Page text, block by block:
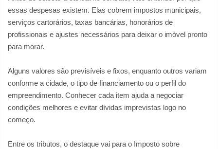
essas despesas existem. Elas cobrem impostos municipais,
serviços cartorários, taxas bancárias, honorários de
profissionais e ajustes necessários para deixar o imóvel pronto
para morar.
Alguns valores são previsíveis e fixos, enquanto outros variam
conforme a cidade, o tipo de financiamento ou o perfil do
empreendimento. Conhecer cada item ajuda a negociar
condições melhores e evitar dívidas imprevistas logo no
começo.
Entre os tributos, o destaque vai para o Imposto sobre